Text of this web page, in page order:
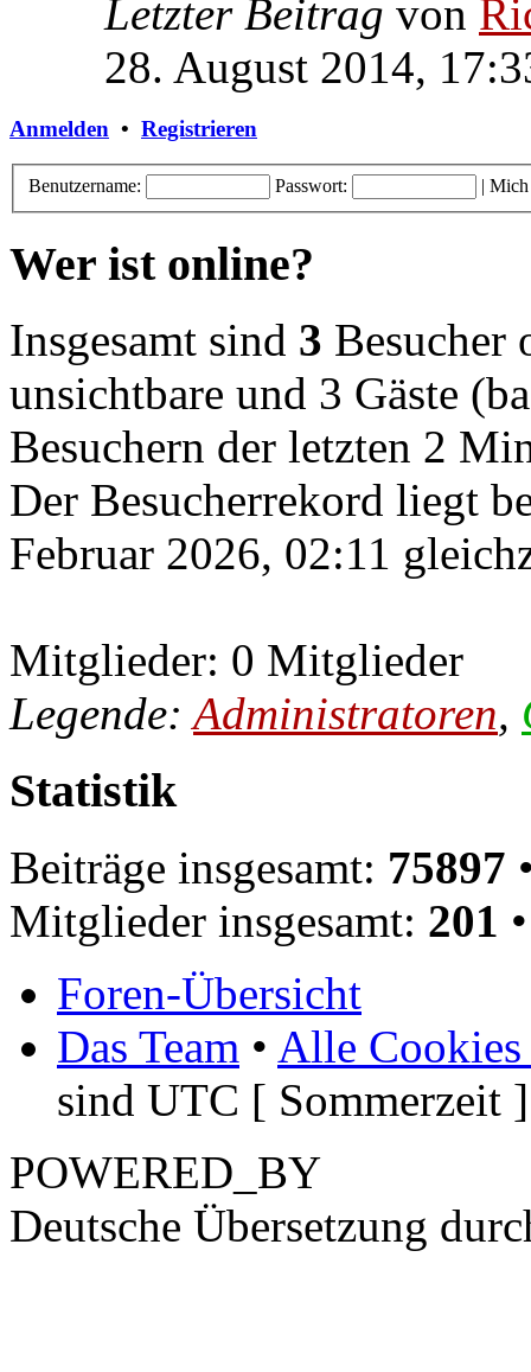
Letzter Beitrag von
28. August 2014,
Anmelden • Registrieren
Benutzername: Passwort: | Mich
Wer ist online?
Insgesamt sind 3 Besucher
unsichtbare und 3 Gäste
Besuchern der letzten 2
Der Besucherrekord liegt
Februar 2026, 02:11
Mitglieder: 0 Mitglieder
Legende:Administratoren,
Statistik
Beiträge insgesamt: 75897
Mitglieder insgesamt: 201
Foren-Übersicht
Das Team • Alle Cookies
sind UTC [ Sommerzeit ]
POWERED_BY
Deutsche Übersetzung